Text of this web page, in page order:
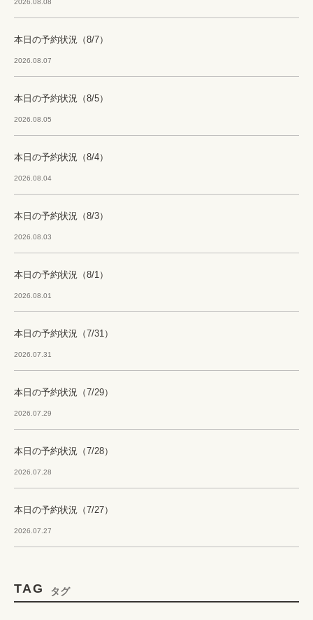
本日の予約状況（8/7）
2026.08.07
本日の予約状況（8/5）
2026.08.05
本日の予約状況（8/4）
2026.08.04
本日の予約状況（8/3）
2026.08.03
本日の予約状況（8/1）
2026.08.01
本日の予約状況（7/31）
2026.07.31
本日の予約状況（7/29）
2026.07.29
本日の予約状況（7/28）
2026.07.28
本日の予約状況（7/27）
2026.07.27
TAG タグ